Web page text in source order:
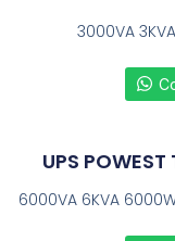
3000VA
UPS
6000VA 6KVA 6000W